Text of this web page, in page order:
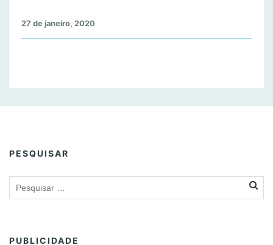
S
D
L
I
A
L
N
27 de janeiro, 2020
PESQUISAR
PUBLICIDADE